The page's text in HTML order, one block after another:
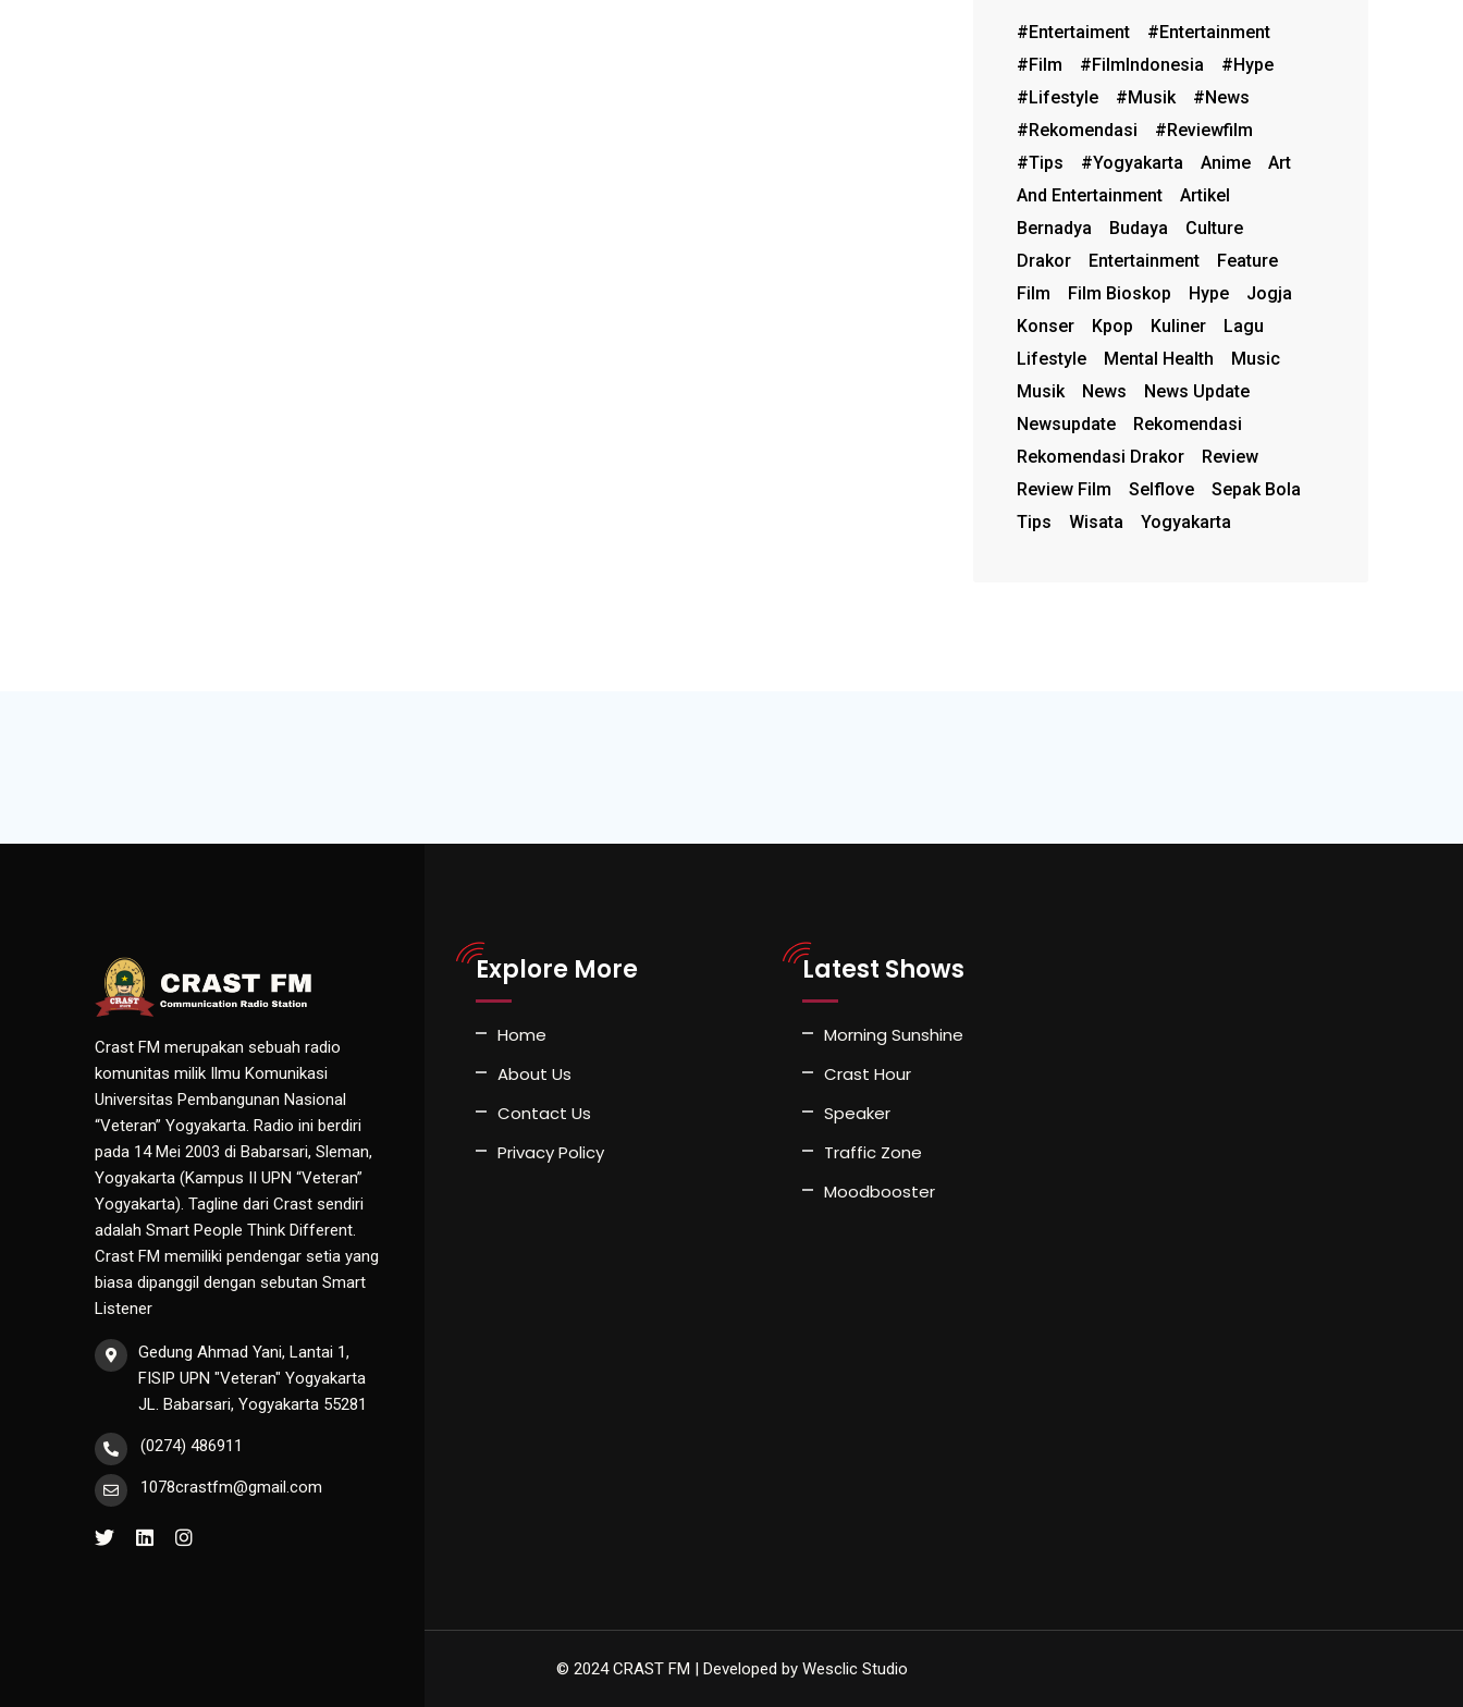
#entertaiment
#entertainment
#film
#FilmIndonesia
#hype
#lifestyle
#musik
#News
#rekomendasi
#reviewfilm
#Tips
#Yogyakarta Anime
Art
And Entertainment
Artikel
Bernadya
Budaya
Culture
Drakor
Entertainment
Feature
Film
Film Bioskop Hype
Jogja
Konser
Kpop Kuliner
Lagu
Lifestyle
Mental Health
Music
Musik
News
News Update
Newsupdate
Rekomendasi
Rekomendasi Drakor
Review
Review Film
Selflove
Sepak Bola
Tips
Wisata Yogyakarta
Crast FM merupakan sebuah radio
komunitas milik Ilmu Komunikasi
Universitas Pembangunan Nasional
“Veteran” Yogyakarta. Radio ini berdiri
pada 14 Mei 2003 di Babarsari, Sleman,
Yogyakarta (Kampus II UPN “Veteran”
Yogyakarta). Tagline dari Crast sendiri
adalah Smart People Think Different.
Crast FM memiliki pendengar setia yang
biasa dipanggil dengan sebutan Smart
Listener
Gedung Ahmad Yani, Lantai 1,
FISIP UPN "Veteran" Yogyakarta
JL. Babarsari, Yogyakarta 55281
(0274) 486911
1078crastfm@gmail.com
Explore More
Home
About Us
Contact Us
Privacy Policy
Latest Shows
Morning Sunshine
Crast Hour
Speaker
Traffic Zone
Moodbooster
© 2024 CRAST FM | Developed by Wesclic Studio